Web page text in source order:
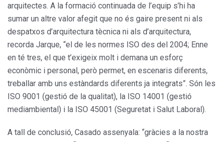
arquitectes. A la formació continuada de l’equip s’hi ha
sumar un altre valor afegit que no és gaire present ni als
despatxos d’arquitectura tècnica ni als d’arquitectura,
recorda Jarque, “el de les normes ISO des del 2004; Enne
en té tres, el que t’exigeix molt i demana un esforç
econòmic i personal, però permet, en escenaris diferents,
treballar amb uns estàndards diferents ja integrats”. Són les
ISO 9001 (gestió de la qualitat), la ISO 14001 (gestió
mediambiental) i la ISO 45001 (Seguretat i Salut Laboral).
A tall de conclusió, Casado assenyala: “gràcies a la nostra